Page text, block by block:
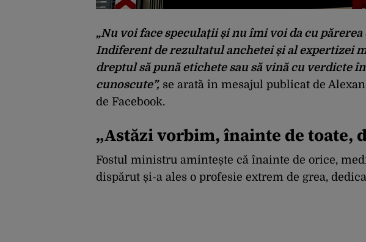
„Nu voi face speculații și nu îmi voi da cu părerea
Indiferent de rezultatul anchetei și al expertizei
dreptul să pună etichete sau să vină cu verdicte
cunoscute”, se arată în mesajul publicat de
de Facebook.
„Astăzi vorbim, înainte de toate,
Fostul ministru amintește că înainte de orice,
dispărut și-a ales o profesie extrem de grea,